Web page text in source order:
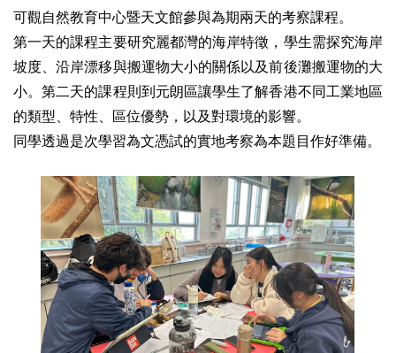
可觀自然教育中心暨天文館參與為期兩天的考察課程。
第一天的課程主要研究麗都灣的海岸特徵，學生需探究海岸
坡度、沿岸漂移與搬運物大小的關係以及前後灘搬運物的大
小。第二天的課程則到元朗區讓學生了解香港不同工業地區
的類型、特性、區位優勢，以及對環境的影響。
同學透過是次學習為文憑試的實地考察為本題目作好準備。